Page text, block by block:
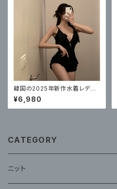
韓国の2025年新作水着レディ
ースワンピースセクシーハイエ
ンドフリル
¥6,980
CATEGORY
ニット